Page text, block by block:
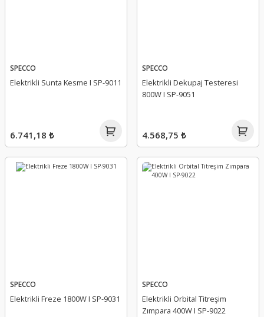
SPECCO
Elektrikli Sunta Kesme I SP-9011
6.741,18 ₺
SPECCO
Elektrikli Dekupaj Testeresi
800W I SP-9051
4.568,75 ₺
SPECCO
Elektrikli Freze 1800W I SP-9031
SPECCO
Elektrikli Orbital Titreşim
Zımpara 400W I SP-9022